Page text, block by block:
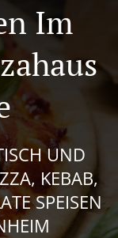
Im
UND
KEBAB,
SPEISEN